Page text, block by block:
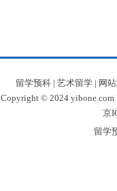
留学预科| 艺术留学| 网
Copyright © 2024 yibone.com
京
留学